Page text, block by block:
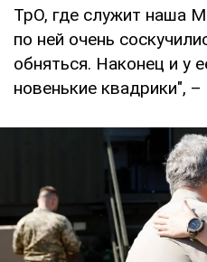
ТрО, где служит наша
по ней очень
обняться. Наконец и у
новенькие квадрики",